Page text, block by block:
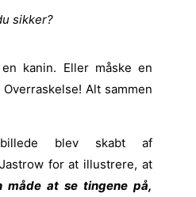
sikker?
kanin. Eller måske en
Alt sammen
blev skabt af
for at illustrere, at
at se tingene på,